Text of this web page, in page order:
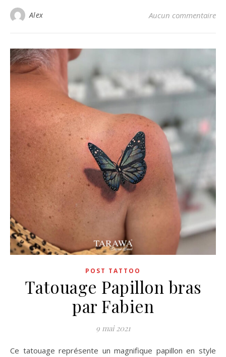
Alex Aucun commentaire
POST TATTOO
Tatouage Papillon bras
par Fabien
9 mai 2021
Ce tatouage représente un magnifique papillon en style